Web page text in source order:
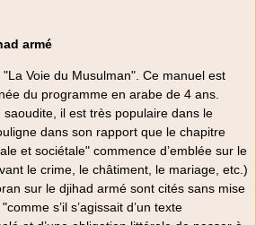
armé
Voie du Musulman". Ce manuel est
du programme en arabe de 4 ans.
il est très populaire dans le
dans son rapport que le chapitre
et sociétale" commence d’emblée sur le
le crime, le châtiment, le mariage, etc.)
sur le djihad armé sont cités sans mise
s’il s’agissait d’un texte